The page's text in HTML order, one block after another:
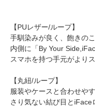
【PUレザー/ループ】
手馴染みが良く、飽きの
内側に「By Your
スマホを持つ手元がより
【丸紐/ループ】
服装やケースと合わせや
さり気ない結び目とiFace